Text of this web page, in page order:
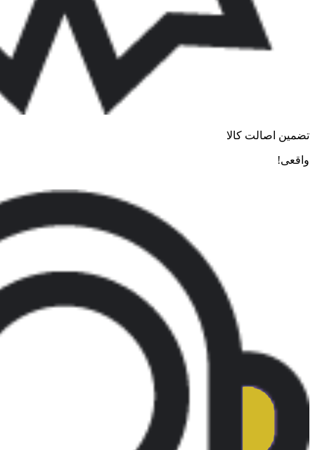
تضمین اصالت کالا
واقعی!